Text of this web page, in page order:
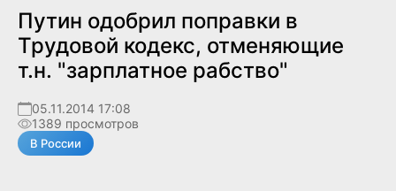
Путин одобрил поправки в
Трудовой кодекс, отменяющие
т.н. "зарплатное рабство"
05.11.2014 17:08
1389 просмотров
В России